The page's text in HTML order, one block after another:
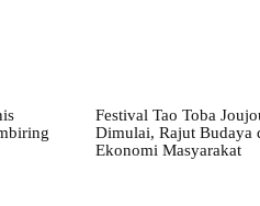
Festival Tao Toba
Dimulai, Rajut Budaya
Ekonomi Masyarakat